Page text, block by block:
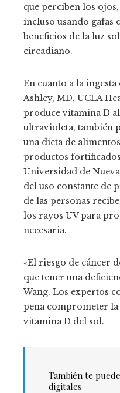
que perciben los
incluso usando gafas
beneficios de la luz
circadiano.
En cuanto a la
Ashley, MD, UCLA
produce vitamina D
ultravioleta, también
una dieta de
productos
Universidad de
del uso constante de
de las personas
los rayos UV para
necesaria.
«El riesgo de cáncer
que tener una
Wang. Los expertos
pena comprometer la
vitamina D del sol.
También te
digitales